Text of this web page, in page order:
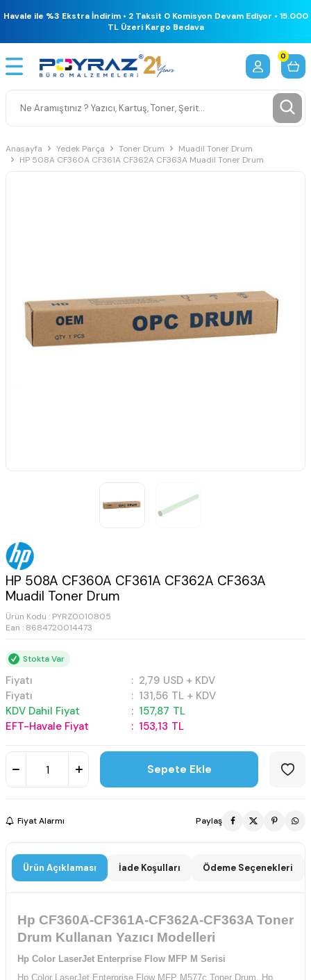
Havale ile %3 Ekstra İndirim • 2 Taksit 0 Komisyon Devam Ediyor • 15.000
TL Üzeri Kargo Bedava
0
Anasayfa Yedek Parça Toner Drum
Muadil Toner Drum
HP 508A CF360A CF361A CF362A CF363A Muadil Toner Drum
HP 508A CF360A CF361A CF362A CF363A
Muadil Toner Drum
Ürün Kodu : PYRZ0010805
Ean : 8684720014473
Stokta Var
Fiyatı : 2,79 USD + KDV
Fiyatı
: 131,56 TL + KDV
KDV Dahil Fiyat
: 157,87 TL
EFT-Havale Fiyat
: 153,13 TL
Sepete Ekle
Fiyat Alarmı Paylaş
Ürün Açıklaması İade Koşulları Ödeme Seçenekleri
Hp CF360A-CF361A-CF362A-CF363A Toner
Drum Kullanan Yazıcı Modelleri
Hp Color LaserJet Enterprise Flow MFP M Serisi
Hp Color LaserJet Enterprise Flow MFP M577c Toner Drum, Hp